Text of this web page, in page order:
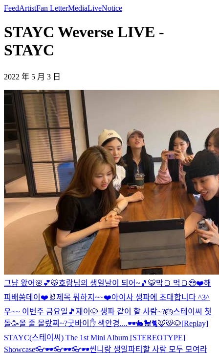
FeedArtistFan LetterMediaLiveNotice
STAYC Weverse LIVE -
STAYC
2022 年 5 月 3 日
그냥 왔어🌸💕🐯호랑님의 생일날이 되어~🎵🐯막🍞 먹🍞😍❤️해
피배쑴데이❤️🐰제목 뭐하지~~❤️아이사 생파에 초대합니다 ^3^
우~~ 이번주 금요일🎵 재이🐶 생파 같이 할 사람~?🎂스테이씨 첫
돌🥳올 줄 몰랐찌~?굿바이✋ 색안경....🕶🐇🐩🐈🦊🐯🐶[Replay]
STAYC(스테이씨) The 1st Mini Album [STEREOTYPE]
Showcase👓🕶👓🕶👓🕶씬니랑 생일파티할 사람 모두 모여라